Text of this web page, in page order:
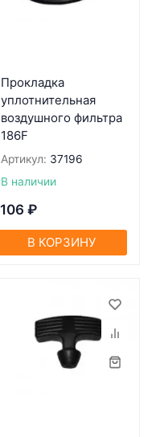
Прокладка
уплотнительная
воздушного фильтра
186F
Артикул: 37196
В наличии
106 ₽
В КОРЗИНУ